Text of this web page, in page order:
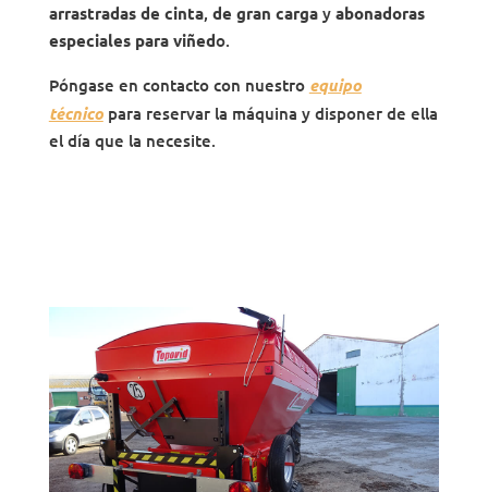
arrastradas de cinta, de gran cargay abonadoras
especiales para viñedo.
Póngase en contacto con nuestro equipo
técnicopara reservar la máquina y disponer de ella
el día que la necesite.